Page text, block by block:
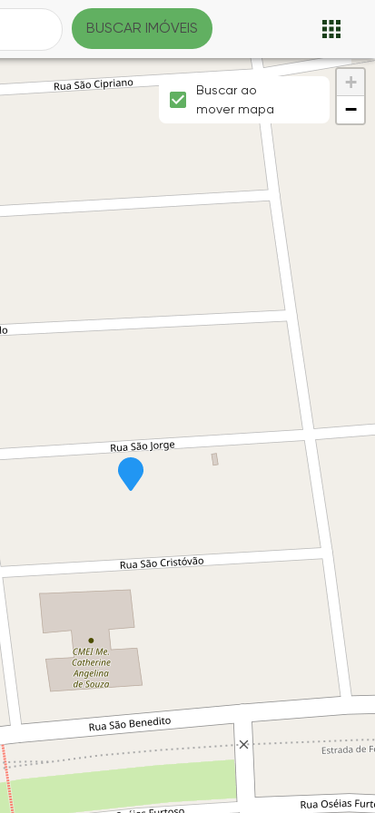
BUSCAR IMÓVEIS
+
−
Buscar ao
mover mapa